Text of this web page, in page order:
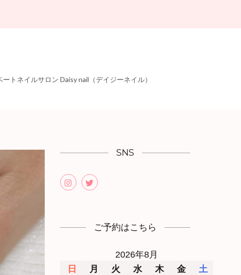
トネイルサロン Daisy nail（デイジーネイル）
SNS
ご予約はこちら
2026年8月
日 月 火 水 木 金 土